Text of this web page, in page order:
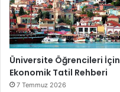
Üniversite Öğrencileri İçin
Ekonomik Tatil Rehberi
7 Temmuz 2026